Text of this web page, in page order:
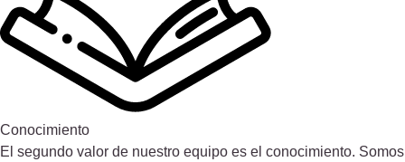
Conocimiento
El segundo valor de nuestro equipo es el conocimiento. Somos